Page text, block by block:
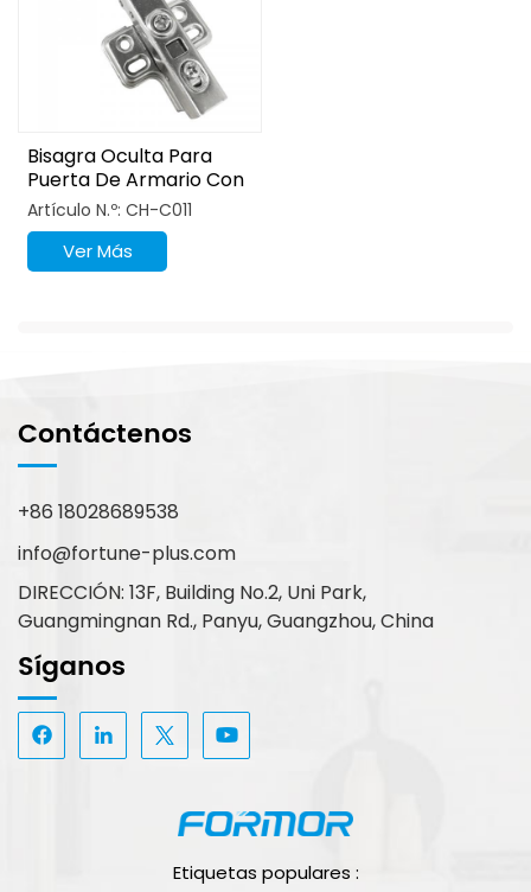
Bisagra Oculta Para
Puerta De Armario Con
Amortiguación
Hidráulica De 4 Orificios
Artículo N.º: CH-C011
Ver Más
Contáctenos
+86 18028689538
info@fortune-plus.com
DIRECCIÓN: 13F, Building No.2, Uni Park,
Guangmingnan Rd., Panyu, Guangzhou, China
Síganos
Etiquetas populares :